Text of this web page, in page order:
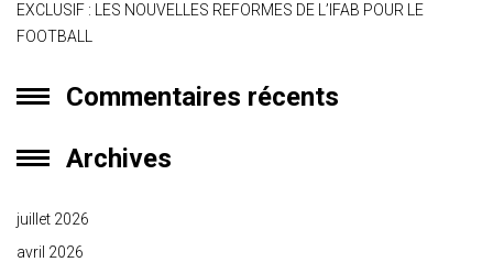
EXCLUSIF : LES NOUVELLES REFORMES DE L’IFAB POUR LE
FOOTBALL
Commentaires récents
Archives
juillet 2026
avril 2026